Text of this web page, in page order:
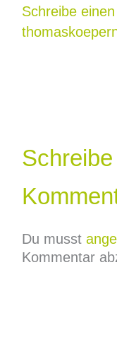
Schreibe
Du musst
Kommentar